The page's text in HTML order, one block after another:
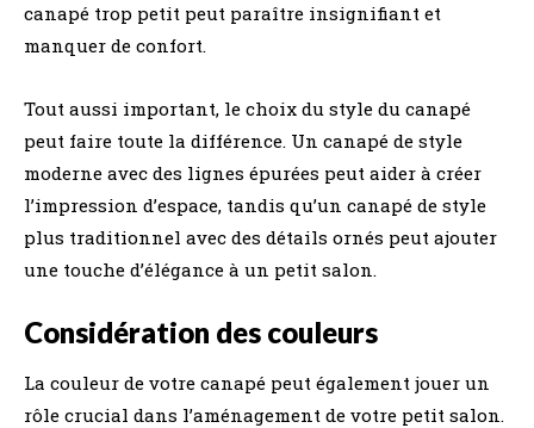
canapé trop petit peut paraître insignifiant et
manquer de confort.
Tout aussi important, le choix du style du canapé
peut faire toute la différence. Un canapé de style
moderne avec des lignes épurées peut aider à créer
l’impression d’espace, tandis qu’un canapé de style
plus traditionnel avec des détails ornés peut ajouter
une touche d’élégance à un petit salon.
Considération des couleurs
La couleur de votre canapé peut également jouer un
rôle crucial dans l’aménagement de votre petit salon.